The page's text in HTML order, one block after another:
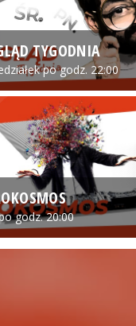
TYGODNIA
po godz. 22:00
godz. 20:00